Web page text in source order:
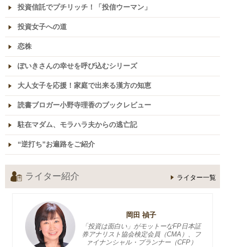
投資信託でプチリッチ！「投信ウーマン」
投資女子への道
恋株
ぽいきさんの幸せを呼び込むシリーズ
大人女子を応援！家庭で出来る漢方の知恵
読書ブロガー小野寺理香のブックレビュー
駐在マダム、モラハラ夫からの逃亡記
“逆打ち”お遍路をご紹介
ライター紹介 ライター一覧
岡田 禎子
「投資は面白い」がモットーなFP日本証
券アナリスト協会検定会員（CMA）、フ
ァイナンシャル・プランナー（CFP）